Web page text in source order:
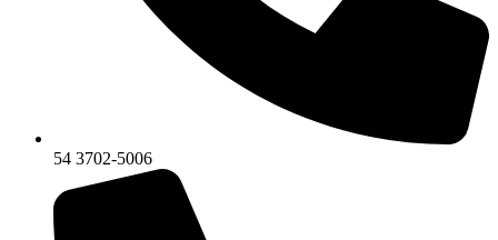
54 3702-5006